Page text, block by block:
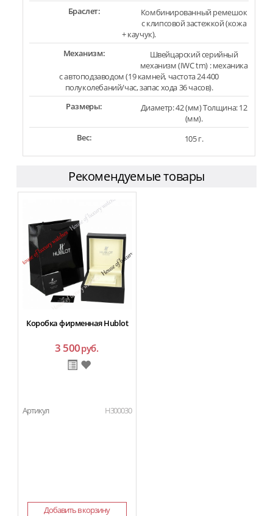
Браслет:
Комбинированный ремешок
с клипсовой застежкой (кожа
+ каучук).
Механизм:
Швейцарский серийный
механизм (IWC tm) : механика
с автоподзаводом (19 камней, частота 24 400
полуколебаний/час, запас хода 36 часов).
Размеры:
Диаметр: 42 (мм) Толщина: 12
(мм).
Вес:
105 г.
Рекомендуемые товары
Коробка фирменная Hublot
3 500руб.
Артикул H300030
Добавить в корзину